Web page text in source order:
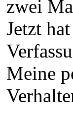
zwei
Jetzt
Meine